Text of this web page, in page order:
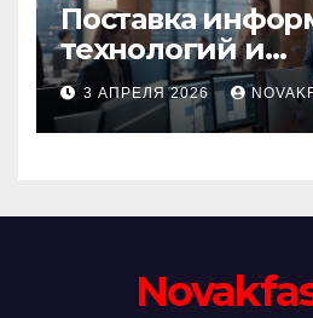
Поставка
технологий и
инновационные
3 АПРЕЛЯ 2026